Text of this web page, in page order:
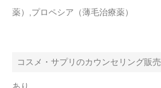
薬）,プロペシア（薄毛治療薬）
コスメ・サプリのカウンセリング販売